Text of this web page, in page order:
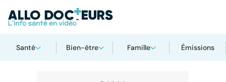
Santé Bien-être Famille Émissions